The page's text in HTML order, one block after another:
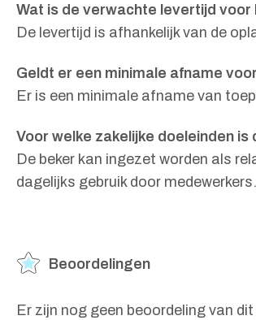
Wat is de verwachte levertijd
De levertijd is afhankelijk van de
Geldt er een minimale afname
Er is een minimale afname van
Voor welke zakelijke doeleinden
De beker kan ingezet worden als
dagelijks gebruik door medewerkers.
Beoordelingen
Er zijn nog geen beoordeling van